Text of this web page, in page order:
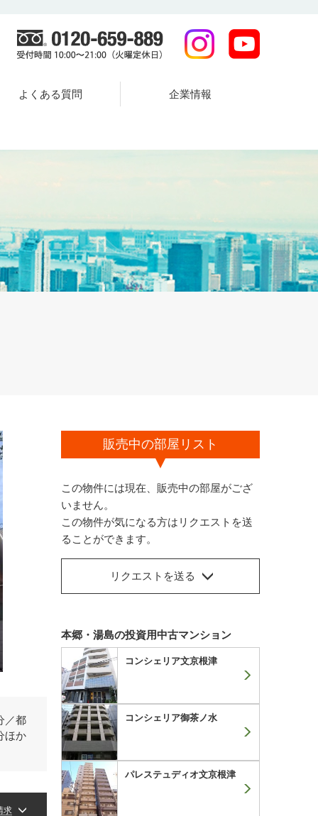
よくある質問 企業情報
／都
ほか
求
販売中の部屋リスト
この物件には現在、販売中の部屋がござ
いません。
この物件が気になる方はリクエストを送
ることができます。
リクエストを送る
本郷・湯島の投資用中古マンション
コンシェリア文京根津
コンシェリア御茶ノ水
パレステュディオ文京根津